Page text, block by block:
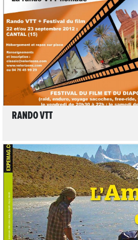
LIRE L'ARTICLE
RANDO VTT
LIRE L'ARTICLE